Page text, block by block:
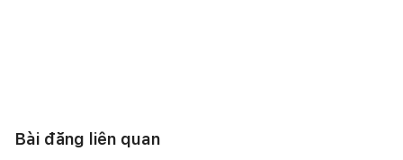
Bài đăng liên quan